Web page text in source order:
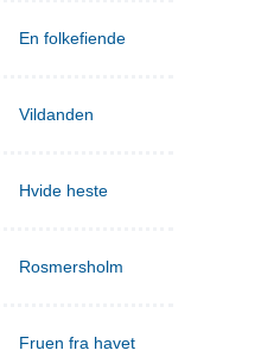
En folkefiende
Vildanden
Hvide heste
Rosmersholm
Fruen fra havet